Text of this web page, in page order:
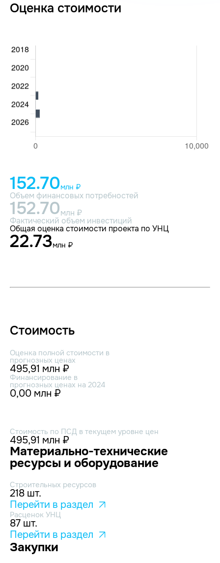
Оценка стоимости
152.70млн ₽
Объем финансовых потребностей
152.70млн ₽
Фактический объем инвестиций
Общая оценка стоимости проекта по УНЦ
22.73млн ₽
Стоимость
Оценка полной стоимости в
прогнозных ценах
495,91 млн ₽
Финансирование в
прогнозных ценах на 2024
0,00 млн ₽
Стоимость по ПСД в текущем уровне цен
495,91 млн ₽
Материально-технические
ресурсы и оборудование
Строительных ресурсов
218 шт.
Перейти в раздел
Расценок УНЦ
87 шт.
Перейти в раздел
Закупки